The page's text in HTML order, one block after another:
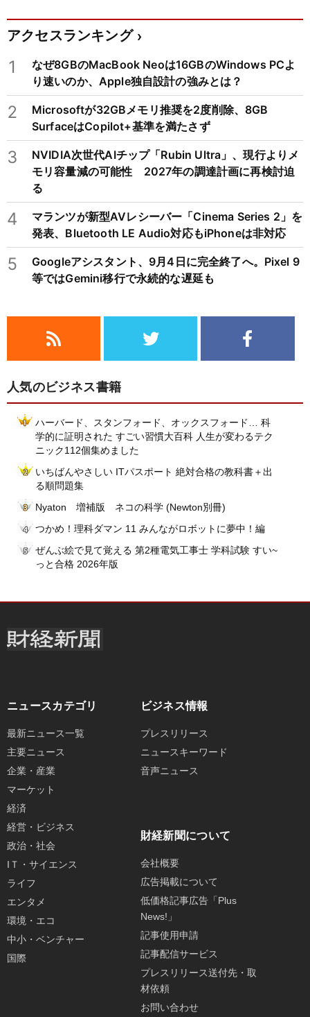
アクセスランキング
1
なぜ8GBのMacBook Neoは16GBのWindows PCよ
り速いのか、Apple独自設計の強みとは？
2
Microsoftが32GBメモリ推奨を2度削除、8GB
SurfaceはCopilot+基準を満たさず
3
NVIDIA次世代AIチップ「Rubin Ultra」、現行よりメ
モリ容量減の可能性 2027年の調達計画に再検討迫
る
4
マランツが新型AVレシーバー「Cinema Series 2」を
発表、Bluetooth LE Audio対応もiPhoneは非対応
5
Googleアシスタント、9月4日に完全終了へ。Pixel 9
等ではGemini移行で永続的な遅延も
人気のビジネス書籍
ハーバード、スタンフォード、オックスフォード… 科
学的に証明された すごい習慣大百科 人生が変わるテク
ニック112個集めました
いちばんやさしい ITパスポート 絶対合格の教科書＋出
る順問題集
Nyaton 増補版 ネコの科学 (Newton別冊)
つかめ！理科ダマン 11 みんながロボットに夢中！編
ぜんぶ絵で見て覚える 第2種電気工事士 学科試験 すい~
っと合格 2026年版
ニュースカテゴリ
最新ニュース一覧
主要ニュース
企業・産業
マーケット
経済
経営・ビジネス
政治・社会
IＴ・サイエンス
ライフ
エンタメ
環境・エコ
中小・ベンチャー
国際
ビジネス情報
プレスリリース
ニュースキーワード
音声ニュース
財経新聞について
会社概要
広告掲載について
低価格記事広告「Plus
News!」
記事使用申請
記事配信サービス
プレスリリース送付先・取
材依頼
お問い合わせ